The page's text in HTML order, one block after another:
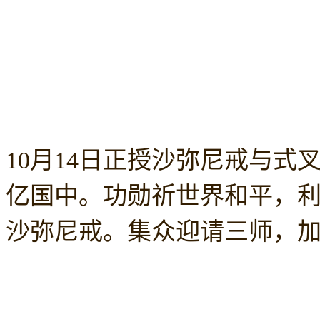
10月14日正授沙弥尼戒与式
亿国中。 功勋祈世界和平，
沙弥尼戒。 集众迎请三师，